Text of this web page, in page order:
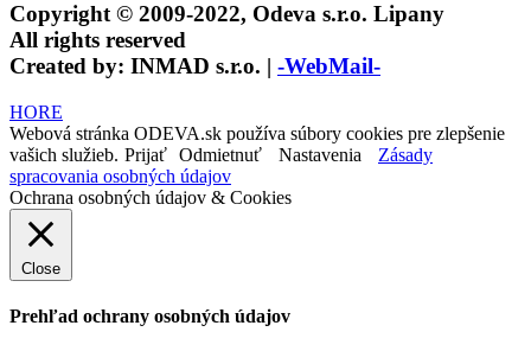
Copyright © 2009-2022, Odeva s.r.o. Lipany
All rights reserved
Created by: INMAD s.r.o. | -WebMail-
HORE
Webová stránka ODEVA.sk používa súbory cookies pre zlepšenie
vašich služieb. Prijať Odmietnuť Nastavenia
Zásady
spracovania osobných údajov
Ochrana osobných údajov & Cookies
Close
Prehľad ochrany osobných údajov